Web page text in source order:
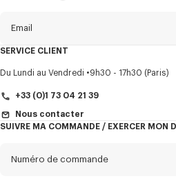
Email
Titre Obligatoire
SERVICE CLIENT
Du Lundi au Vendredi 9h30 - 17h30 (Paris)
+33 (0)1 73 04 21 39
Nous contacter
SUIVRE MA COMMANDE / EXERCER MON
Numéro de commande